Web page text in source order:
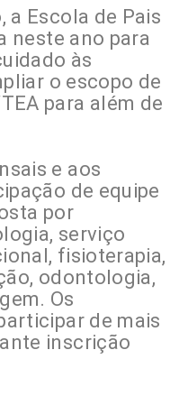
a Escola de Pais
neste ano para
às
o escopo de
para além de
e aos
de equipe
por
serviço
fisioterapia,
odontologia,
Os
de mais
inscrição